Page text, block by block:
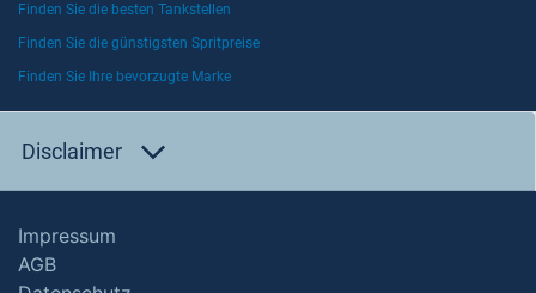
Finden Sie die besten Tankstellen
Finden Sie die günstigsten Spritpreise
Finden Sie Ihre bevorzugte Marke
Disclaimer
Impressum
AGB